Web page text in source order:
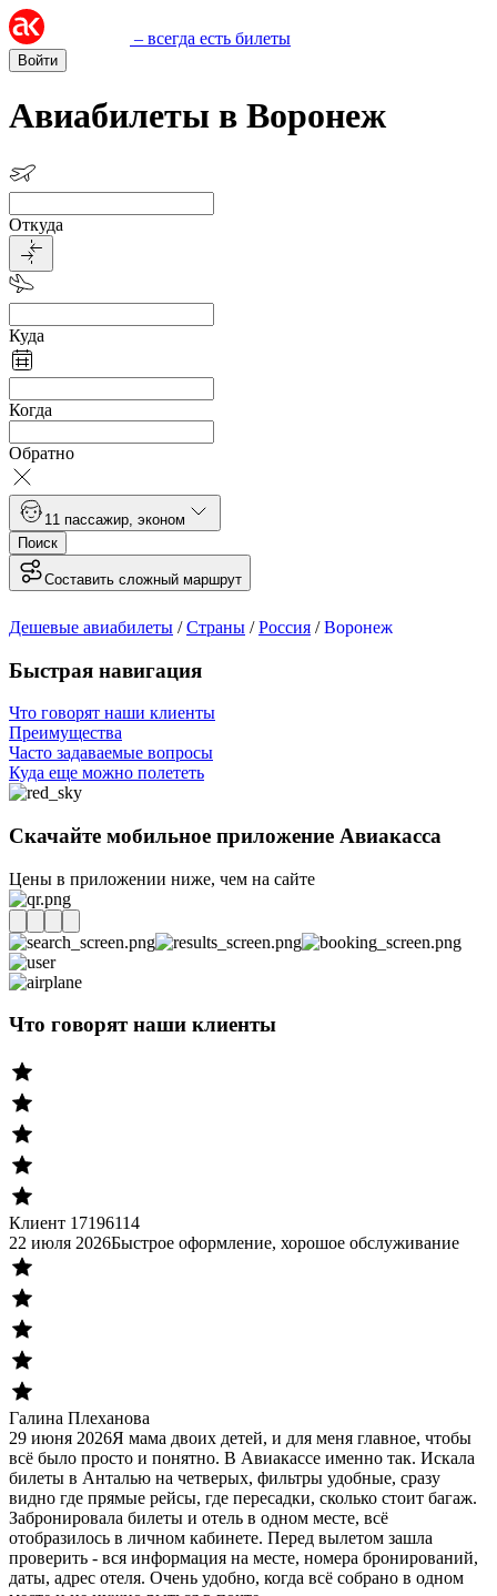
– всегда есть билеты
Войти
Авиабилеты в Воронеж
Откуда
Куда
Когда
Обратно
1 1 пассажир эконом
Поиск
Составить сложный маршрут
Дешевые авиабилеты /Страны /Россия /Воронеж
Быстрая навигация
Что говорят наши клиенты
Преимущества
Часто задаваемые вопросы
Куда еще можно полететь
Скачайте мобильное приложение Авиакасса
Цены в приложении ниже, чем на сайте
Что говорят наши клиенты
Клиент 17196114
22 июля 2026Быстрое оформление, хорошое обслуживание
Галина Плеханова
29 июня 2026Я мама двоих детей, и для меня главное, чтобы
всё было просто и понятно. В Авиакассе именно так. Искала
билеты в Анталью на четверых, фильтры удобные, сразу
видно где прямые рейсы, где пересадки, сколько стоит багаж.
Забронировала билеты и отель в одном месте, всё
отобразилось в личном кабинете. Перед вылетом зашла
проверить - вся информация на месте, номера бронирований,
даты, адрес отеля. Очень удобно, когда всё собрано в одном